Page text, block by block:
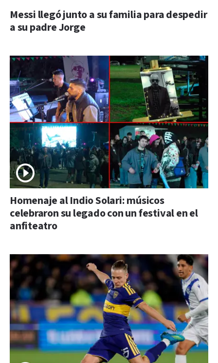
Messi llegó junto a su familia para despedir
a su padre Jorge
Homenaje al Indio Solari: músicos
celebraron su legado con un festival en el
anfiteatro